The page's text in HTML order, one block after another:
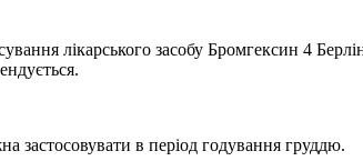
лікарського засобу Бромгексин 4
застосовувати в період годування груддю.